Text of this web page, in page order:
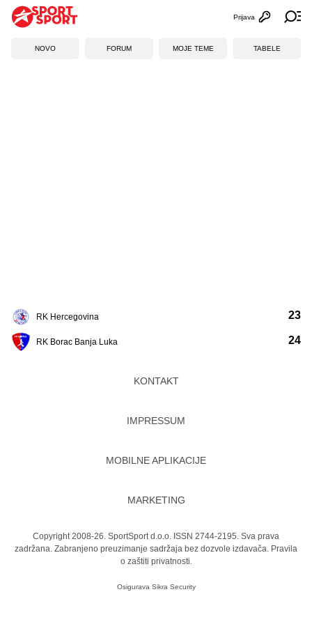
Otvori
Prijava
NOVO FORUM MOJE TEME TABELE
RK Hercegovina
RK Borac Banja Luka
23
24
KONTAKT
IMPRESSUM
MOBILNE APLIKACIJE
MARKETING
Copyright 2008-26. SportSport d.o.o. ISSN 2744-2195. Sva prava
zadržana. Zabranjeno preuzimanje sadržaja bez dozvole izdavača. Pravila
o zaštiti privatnosti.
Osigurava Sikra Security